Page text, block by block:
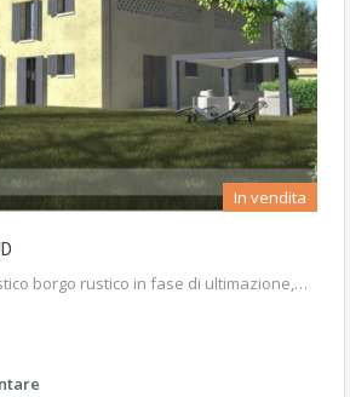
In vendita
borgo rustico in fase di ultimazione,…